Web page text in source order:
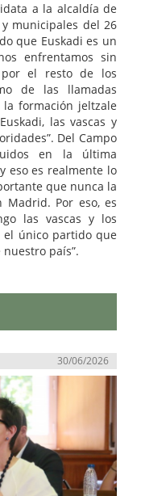
a la alcaldía de
municipales del 26
que Euskadi es un
enfrentamos sin
el resto de los
de las llamadas
formación jeltzale
las vascas y
Del Campo
en la última
eso es realmente lo
que nunca la
Madrid. Por eso, es
las vascas y los
el único partido que
país”.
30/06/2026